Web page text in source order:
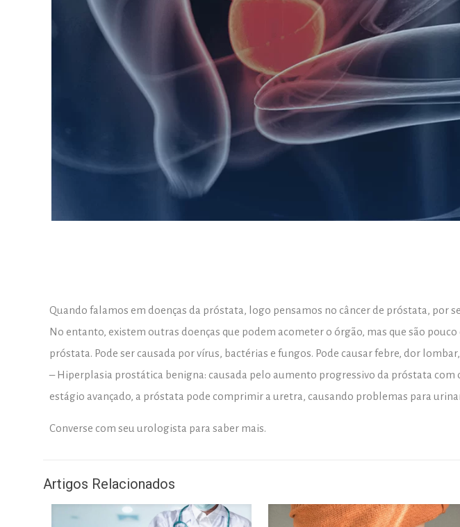
Quando falamos em doenças da próstata, logo pensamos no câncer de próstata, por
No entanto, existem outras doenças que podem acometer o órgão, mas que são
próstata. Pode ser causada por vírus, bactérias e fungos. Pode causar febre, dor
– Hiperplasia prostática benigna: causada pelo aumento progressivo da próstata com
estágio avançado, a próstata pode comprimir a uretra, causando problemas para
Converse com seu urologista para saber mais.
Artigos Relacionados